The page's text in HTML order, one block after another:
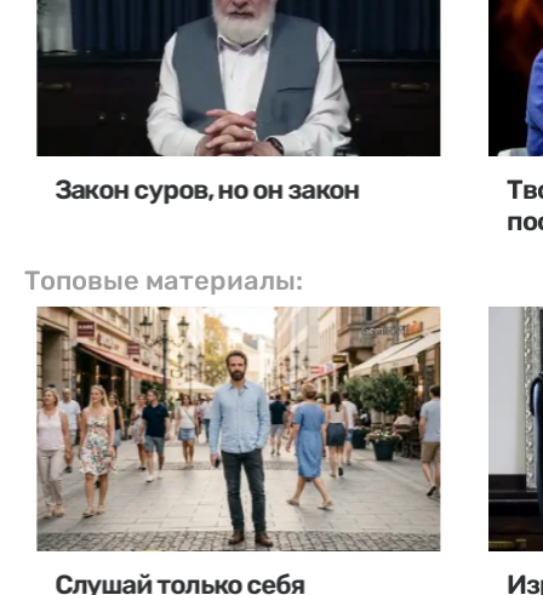
Закон суров, но он закон
Топовые материалы:
Слушай только себя